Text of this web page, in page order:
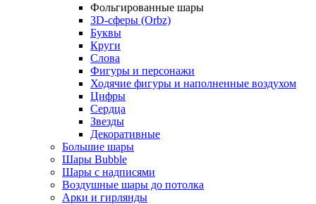
Фольгированные шары
3D-сферы (Orbz)
Буквы
Круги
Слова
Фигуры и персонажи
Ходячие фигуры и наполненные воздухом
Цифры
Сердца
Звезды
Декоративные
Большие шары
Шары Bubble
Шары с надписями
Воздушные шары до потолка
Арки и гирлянды